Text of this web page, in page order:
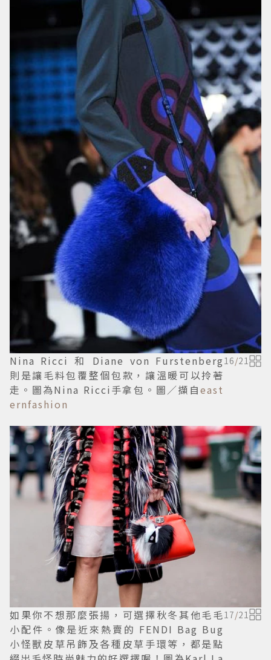
Nina Ricci 和 Diane von Furstenberg
則是讓毛料包覆整個包款，讓溫暖可以拎著
走。圖為Nina Ricci手拿包。圖／擷自east
ernfashion
16/21
如果你不想那麼張揚，可選擇秋冬其他毛毛
小配件。像是近來熱賣的 FENDI Bag Bug
小怪獸皮草吊飾及各種皮草手環等，都是點
17/21